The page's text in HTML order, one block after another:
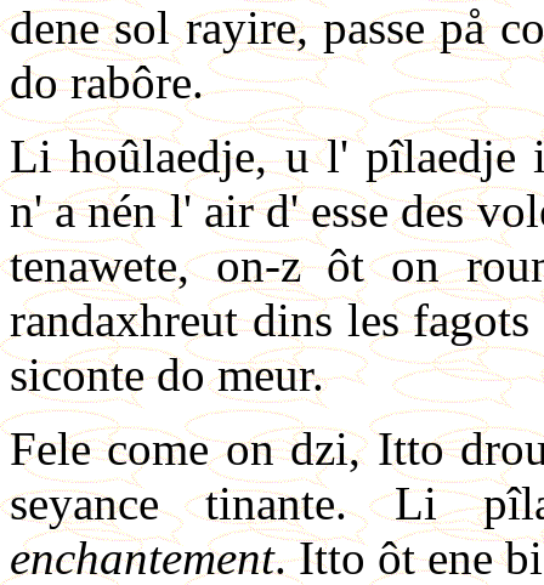
dene sol rayire, passe på
do rabôre.
Li hoûlaedje, u l' pîlaedje
n' a nén l' air d' esse des
tenawete, on-z ôt on
randaxhreut dins les
siconte do meur.
Fele come on dzi, Itto
seyance tinante. Li
enchantement. Itto ôt ene